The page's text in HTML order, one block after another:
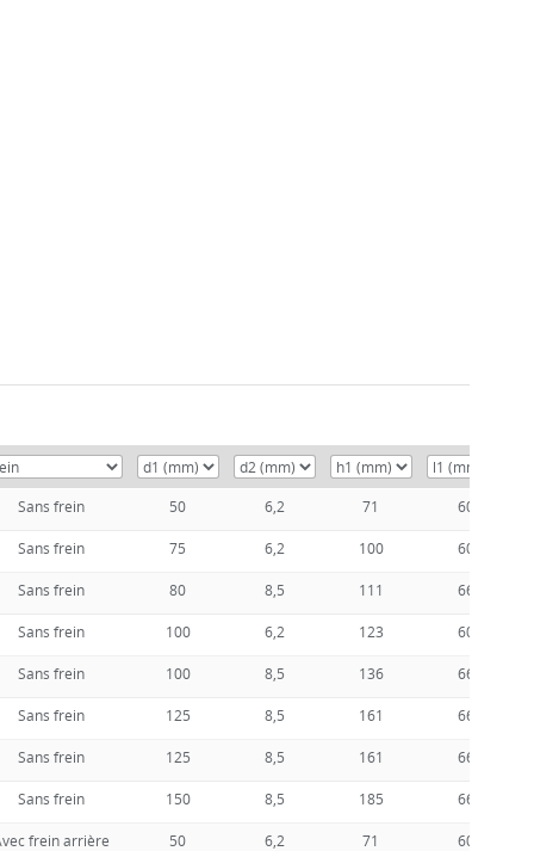
Sans frein 50 6,2 71 60
Sans frein 75 6,2 100 60
Sans frein 80 8,5 111 66
Sans frein 100 6,2 123 60
Sans frein 100 8,5 136 66
Sans frein 125 8,5 161 66
Sans frein 125 8,5 161 66
Sans frein 150 8,5 185 66
frein arrière 50 6,2 71 60